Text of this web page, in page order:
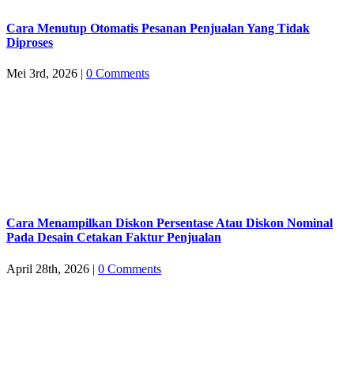
Cara Menutup Otomatis Pesanan Penjualan Yang Tidak
Diproses
Mei 3rd, 2026 | 0 Comments
Cara Menampilkan Diskon Persentase Atau Diskon Nominal
Pada Desain Cetakan Faktur Penjualan
April 28th, 2026 | 0 Comments